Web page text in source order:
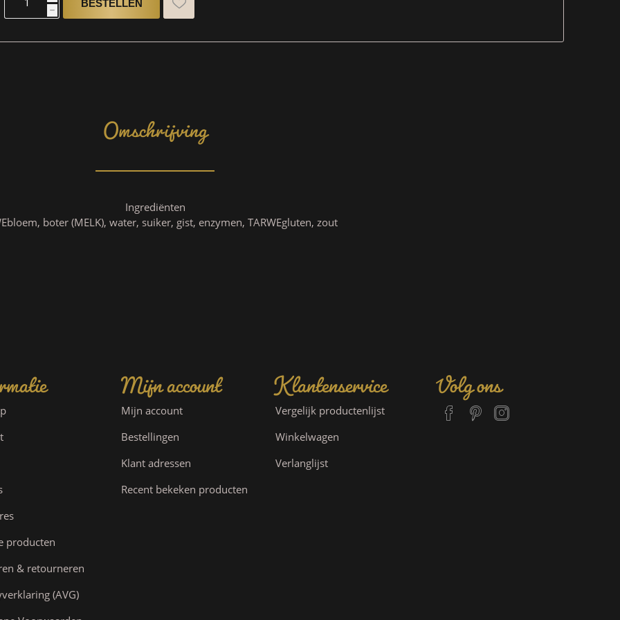
h
Omschrijving
Ingrediënten
boter (MELK), water, suiker, gist, enzymen, TARWEgluten, zout
producten
& retourneren
(AVG)
Mijn account
Mijn account
Bestellingen
Klant adressen
Recent bekeken producten
Klantenservice
Vergelijk productenlijst
Winkelwagen
Verlanglijst
Volg ons